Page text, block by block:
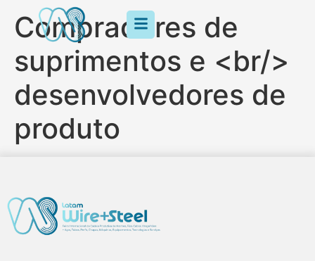
Compradores de
suprimentos e <br/>
desenvolvedores de
produto